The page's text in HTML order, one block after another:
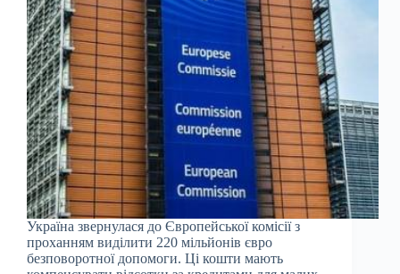
Україна звернулася до Європейської комісії з
проханням виділити 220 мільйонів євро
безповоротної допомоги. Ці кошти мають